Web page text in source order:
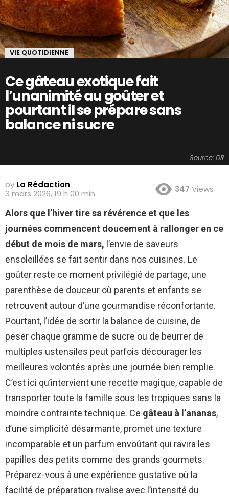
VIE QUOTIDIENNE
Ce gâteau exotique fait
l’unanimité au goûter et
pourtant il se prépare sans
balance ni sucre
Source: DR
by La Rédaction
3 mars 2026, 19 h 00 min
347 Views
Alors que l’hiver tire sa révérence et que les
journées commencent doucement à rallonger en ce
début de mois de mars, l’envie de saveurs
ensoleillées se fait sentir dans nos cuisines. Le
goûter reste ce moment privilégié de partage, une
parenthèse de douceur où parents et enfants se
retrouvent autour d’une gourmandise réconfortante.
Pourtant, l’idée de sortir la balance de cuisine, de
peser chaque gramme de sucre ou de beurrer de
multiples ustensiles peut parfois décourager les
meilleures volontés après une journée bien remplie.
C’est ici qu’intervient une recette magique, capable de
transporter toute la famille sous les tropiques sans la
moindre contrainte technique. Ce gâteau à l’ananas,
d’une simplicité désarmante, promet une texture
incomparable et un parfum envoûtant qui ravira les
papilles des petits comme des grands gourmets.
Préparez-vous à une expérience gustative où la
facilité de préparation rivalise avec l’intensité du